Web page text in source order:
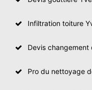
Infiltration toiture
Devis changement
Pro du nettoyage